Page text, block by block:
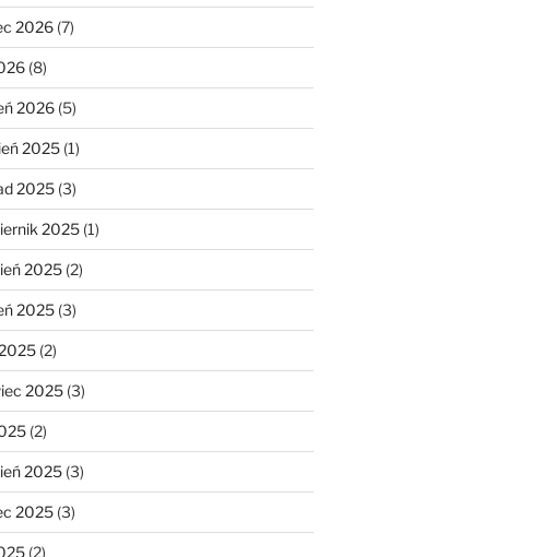
2026(7)
(8)
2026(5)
2025(1)
2025(3)
2025(1)
2025(2)
2025(3)
(2)
2025(3)
(2)
2025(3)
2025(3)
(2)